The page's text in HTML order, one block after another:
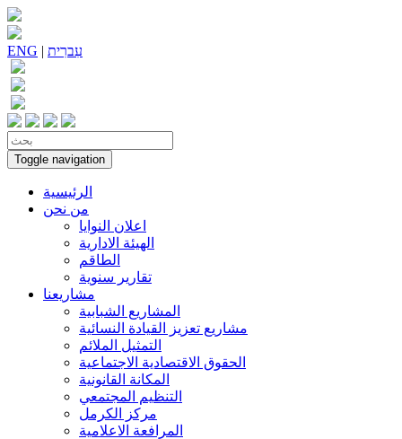
ENG | עִברִית
Toggle navigation
الرئيسية
من نحن
اعلان النوايا
الهيئة الادارية
الطاقم
تقارير سنوية
مشاريعنا
المشاريع الشبابية
مشاريع تعزيز القيادة النسائية
التمثيل الملائم
الحقوق الاقتصادية الاجتماعية
المكانة القانونية
التنظيم المجتمعي
مركز الكرمل
المرافعة الاعلامية